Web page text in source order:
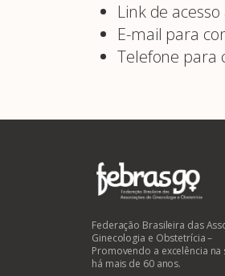
Link de acesso
E-mail para
Telefone para
Federação Brasileira das
Ginecologia e Obstetrícia –
Promovendo a excelência
há mais de 60 anos.